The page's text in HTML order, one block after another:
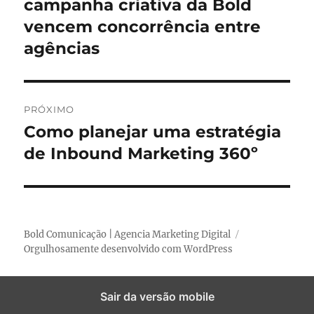
v
e
ç
ã
o
e
P
s
n
r
i
campanha criativa da Bold
vencem concorrência entre
agências
PRÓXIMO
P
r
x
m
o
Como planejar uma estratégia
de Inbound Marketing 360º
Bold Comunicação | Agencia Marketing Digital
Orgulhosamente desenvolvido com WordPress
Sair da versão mobile